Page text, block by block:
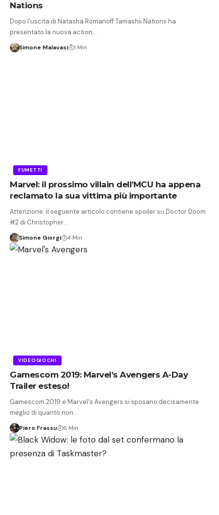
Nations
Dopo l'uscita di Natasha Romanoff Tamashii Nations ha
presentato la nuova action…
Simone Malavasi 1 Min
FUMETTI
Marvel: il prossimo villain dell’MCU ha appena
reclamato la sua vittima più importante
Attenzione: il seguente articolo contiene spoiler su Doctor Doom
#2 di Christopher…
Simone Giorgi 4 Min
VIDEOGIOCHI
Gamescom 2019: Marvel’s Avengers A-Day
Trailer esteso!
Gamescom 2019 e Marvel's Avengers si sposano decisamente
meglio di quanto non…
Piero Frassu 6 Min